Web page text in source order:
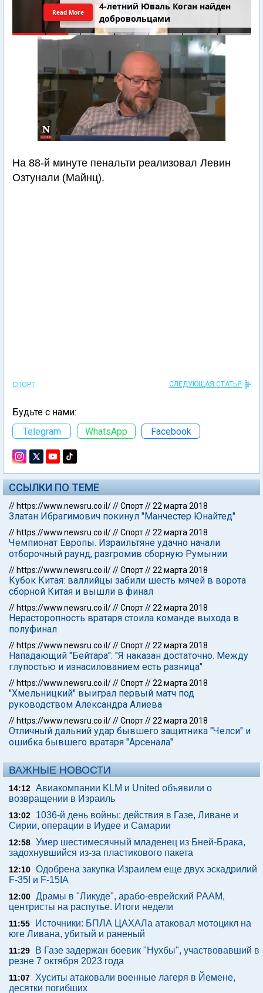
4-летний Юваль Коган найден
добровольцами
Read More
На 88-й минуте пенальти реализовал Левин
Озтунали (Майнц).
СПОРТ СЛЕДУЮЩАЯ СТАТЬЯ
Будьте с нами:
Telegram
WhatsApp Facebook
ССЫЛКИ ПО ТЕМЕ
// https://www.newsru.co.il///Спорт//22 марта 2018
Златан Ибрагимович покинул "Манчестер Юнайтед"
// https://www.newsru.co.il///Спорт//22 марта 2018
Чемпионат Европы. Израильтяне удачно начали
отборочный раунд, разгромив сборную Румынии
// https://www.newsru.co.il///Спорт//22 марта 2018
Кубок Китая: валлийцы забили шесть мячей в ворота
сборной Китая и вышли в финал
// https://www.newsru.co.il///Спорт//22 марта 2018
Нерасторопность вратаря стоила команде выхода в
полуфинал
// https://www.newsru.co.il///Спорт//22 марта 2018
Нападающий "Бейтара": "Я наказан достаточно. Между
глупостью и изнасилованием есть разница"
// https://www.newsru.co.il///Спорт//22 марта 2018
"Хмельницкий" выиграл первый матч под
руководством Александра Алиева
// https://www.newsru.co.il///Спорт//22 марта 2018
Отличный дальний удар бывшего защитника "Челси" и
ошибка бывшего вратаря "Арсенала"
ВАЖНЫЕ НОВОСТИ
14:12 Авиакомпании KLM и United объявили о
возвращении в Израиль
13:02
1036-й день войны: действия в Газе, Ливане и
Сирии, операции в Иудее и Самарии
12:58 Умер шестимесячный младенец из Бней-Брака,
задохнувшийся из-за пластикового пакета
12:10 Одобрена закупка Израилем еще двух эскадрилий
F-35I и F-15IA
12:00 Драмы в "Ликуде", арабо-еврейский РААМ,
центристы на распутье. Итоги недели
11:55
Источники: БПЛА ЦАХАЛа атаковал мотоцикл на
юге Ливана, убитый и раненый
11:29
В Газе задержан боевик "Нухбы", участвовавший в
резне 7 октября 2023 года
11:07
Хуситы атаковали военные лагеря в Йемене,
десятки погибших